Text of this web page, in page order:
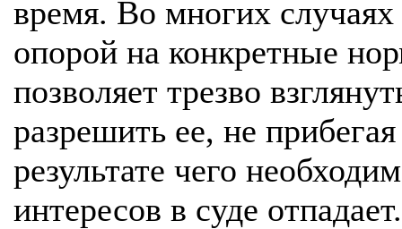
время. Во многих
опорой на конкретные
позволяет трезво
разрешить ее, не
результате чего
интересов в суде отпадает.